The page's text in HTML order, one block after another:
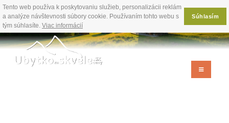
Tento web používa k poskytovaniu služieb, personalizácii reklám
a analýze návštevnosti súbory cookie. Používaním tohto webu s
tým súhlasíte. Viac informácií
Súhlasím